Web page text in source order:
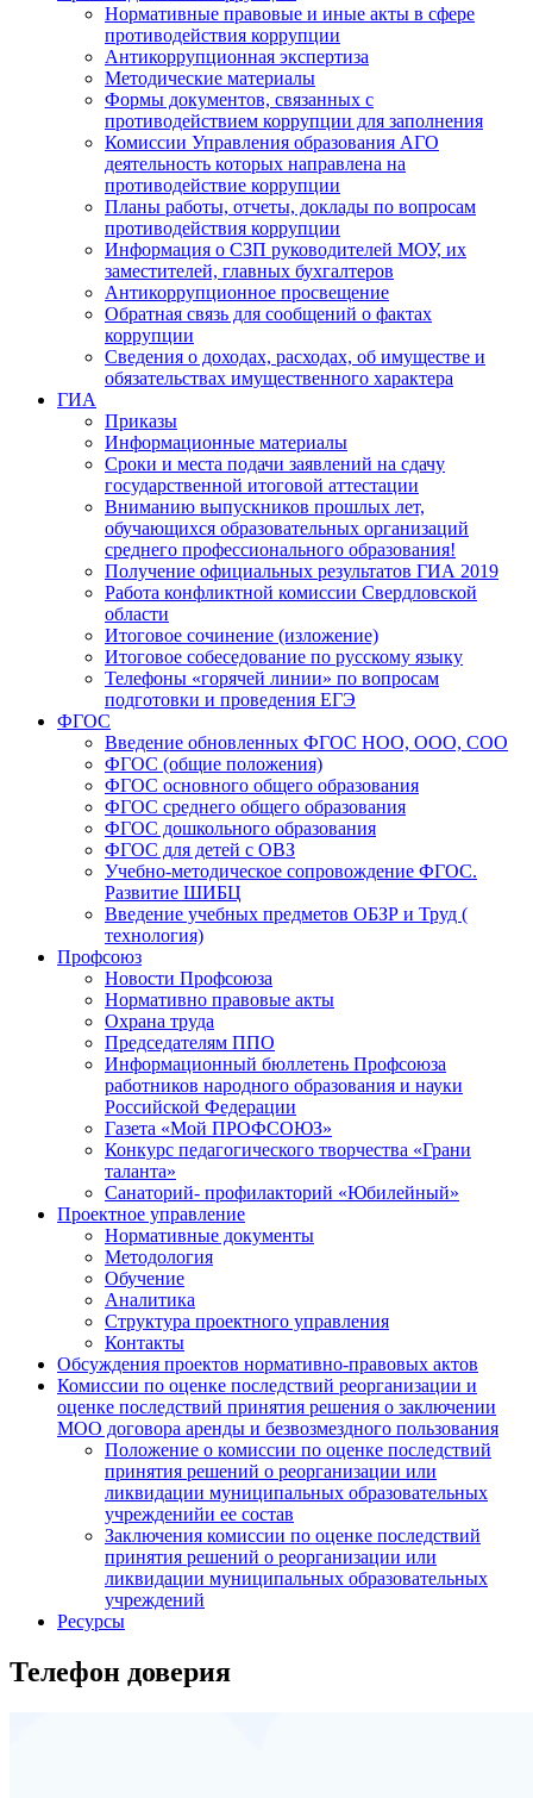
Нормативные правовые и иные акты в сфере
противодействия коррупции
Антикоррупционная экспертиза
Методические материалы
Формы документов, связанных с
противодействием коррупции для заполнения
Комиссии Управления образования АГО
деятельность которых направлена на
противодействие коррупции
Планы работы, отчеты, доклады по вопросам
противодействия коррупции
Информация о СЗП руководителей МОУ, их
заместителей, главных бухгалтеров
Антикоррупционное просвещение
Обратная связь для сообщений о фактах
коррупции
Сведения о доходах, расходах, об имуществе и
обязательствах имущественного характера
ГИА
Приказы
Информационные материалы
Сроки и места подачи заявлений на сдачу
государственной итоговой аттестации
Вниманию выпускников прошлых лет,
обучающихся образовательных организаций
среднего профессионального образования!
Получение официальных результатов ГИА 2019
Работа конфликтной комиссии Свердловской
области
Итоговое сочинение (изложение)
Итоговое собеседование по русскому языку
Телефоны «горячей линии» по вопросам
подготовки и проведения ЕГЭ
ФГОС
Введение обновленных ФГОС НОО, ООО, СОО
ФГОС (общие положения)
ФГОС основного общего образования
ФГОС среднего общего образования
ФГОС дошкольного образования
ФГОС для детей с ОВЗ
Учебно-методическое сопровождение ФГОС.
Развитие ШИБЦ
Введение учебных предметов ОБЗР и Труд (
технология)
Профсоюз
Новости Профсоюза
Нормативно правовые акты
Охрана труда
Председателям ППО
Информационный бюллетень Профсоюза
работников народного образования и науки
Российской Федерации
Газета «Мой ПРОФСОЮЗ»
Конкурс педагогического творчества «Грани
таланта»
Санаторий- профилакторий «Юбилейный»
Проектное управление
Нормативные документы
Методология
Обучение
Аналитика
Структура проектного управления
Контакты
Обсуждения проектов нормативно-правовых актов
Комиссии по оценке последствий реорганизации и
оценке последствий принятия решения о заключении
МОО договора аренды и безвозмездного пользования
Положение о комиссии по оценке последствий
принятия решений о реорганизации или
ликвидации муниципальных образовательных
учрежденийи ее состав
Заключения комиссии по оценке последствий
принятия решений о реорганизации или
ликвидации муниципальных образовательных
учреждений
Ресурсы
Телефон доверия